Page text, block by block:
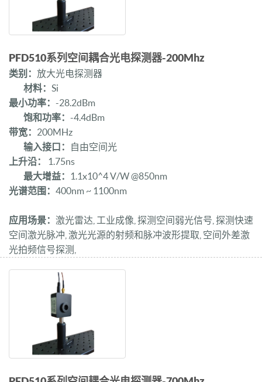
PFD510系列空间耦合光电探测器-200Mhz
类别： 放大光电探测器
材料： Si
最小功率： -28.2dBm
饱和功率： -4.4dBm
带宽： 200MHz
输入接口：
自由空间光
上升沿：
1.75ns
最大增益： 1.1x10^4 V/W @850nm
光谱范围： 400nm ~ 1100nm
应用场景： 激光雷达, 工业成像, 探测空间弱光信号, 探测快速
空间激光脉冲, 激光光源的射频和脉冲波形提取, 空间外差激
光拍频信号探测,